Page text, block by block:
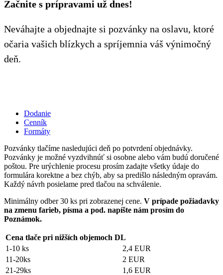
Začnite s prípravami už dnes!
Neváhajte a objednajte si pozvánky na oslavu, ktoré
očaria vašich blízkych a spríjemnia váš výnimočný
deň.
Dodanie
Cenník
Formáty
Pozvánky tlačíme nasledujúci deň po potvrdení objednávky.
Pozvánky je možné vyzdvihnúť si osobne alebo vám budú doručené
poštou. Pre urýchlenie procesu prosím zadajte všetky údaje do
formulára korektne a bez chýb, aby sa predišlo následným opravám.
Každý návrh posielame pred tlačou na schválenie.
Minimálny odber 30 ks pri zobrazenej cene. V prípade požiadavky
na zmenu farieb, písma a pod. napíšte nám prosím do
Poznámok.
Cena tlače pri nižších objemoch DL
1-10 ks
2,4 EUR
11-20ks
2 EUR
21-29ks
1,6 EUR